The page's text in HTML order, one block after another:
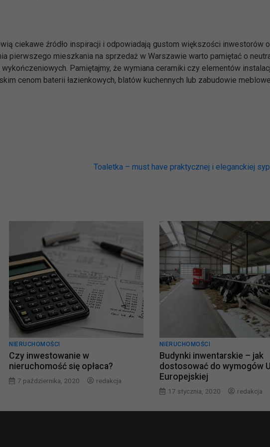
ciekawe źródło inspiracji i odpowiadają gustom większości inwestorów
pierwszego mieszkania na sprzedaż w Warszawie warto pamiętać o
Pamiętajmy, że wymiana ceramiki czy elementów
cenom baterii łazienkowych, blatów kuchennych lub zabudowie
Toaletka – must have praktycznej i eleganckiej
NIERUCHOMOŚCI
Czy inwestowanie w
nieruchomość się opłaca?
7 października, 2020 redakcja
NIERUCHOMOŚCI
Budynki inwentarskie – jak
dostosować do wymogów
Europejskiej
17 stycznia, 2020 redakcja